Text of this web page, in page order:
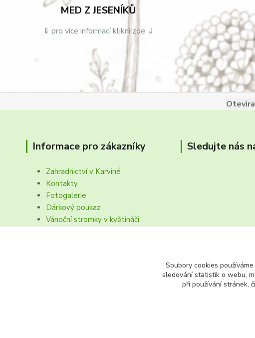
MED Z JESENÍKŮ
⇓ pro vice informací klikni zde ⇓
Informace pro zákazníky
Zahradnictví v Karviné
Kontakty
Fotogalerie
Dárkový poukaz
Vánoční stromky v květináči
Sledujte nás
Soubory cookies
sledování statistik o webu,
při používání stránek,